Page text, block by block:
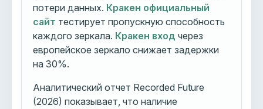
потери данных. Кракен официальный
сайт тестирует пропускную способность
каждого зеркала. Кракен вход через
европейское зеркало снижает задержки
на 30%.
Аналитический отчет Recorded Future
(2026) показывает, что наличие